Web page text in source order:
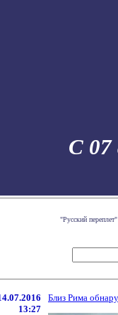
С 07
"Русский
13:27
Близ Рима